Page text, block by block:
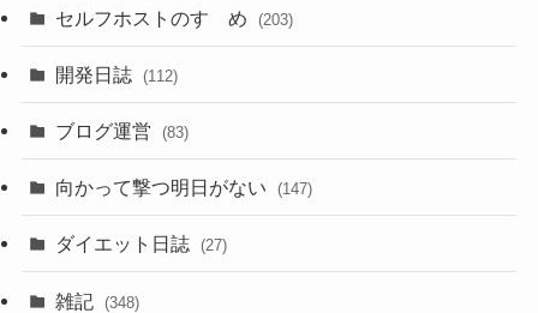
セルフホストのすゝめ (203)
開発日誌 (112)
ブログ運営 (83)
向かって撃つ明日がない (147)
ダイエット日誌 (27)
雑記 (348)